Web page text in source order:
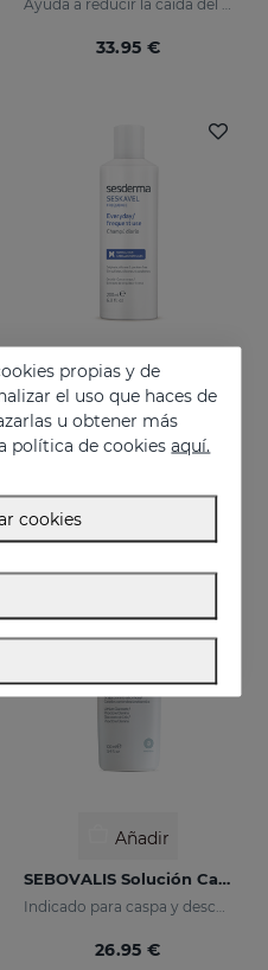
Ayuda a reducir la caída del cabello
33.95 €
Añadir
16.95 €
Añadir
SEBOVALIS Solución Capilar
Indicado para caspa y descamaciones del cuero cabelludo
26.95 €
propias y de
el uso que haces de
u obtener más
política de cookiesaquí.
cookies